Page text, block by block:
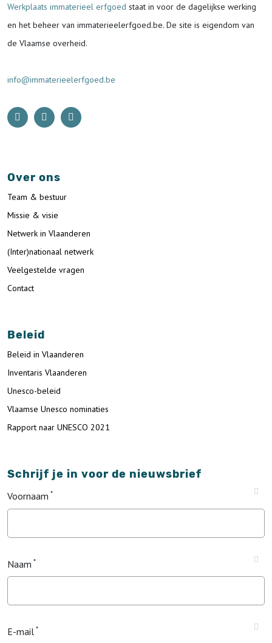
Werkplaats immaterieel erfgoed staat in voor de dagelijkse werking
en het beheer van immaterieelerfgoed.be. De site is eigendom van
de Vlaamse overheid.
info@immaterieelerfgoed.be
Over ons
Team & bestuur
Missie & visie
Netwerk in Vlaanderen
(Inter)nationaal netwerk
Veelgestelde vragen
Contact
Beleid
Beleid in Vlaanderen
Inventaris Vlaanderen
Unesco-beleid
Vlaamse Unesco nominaties
Rapport naar UNESCO 2021
Schrijf je in voor de nieuwsbrief
Voornaam
Naam
E-mail